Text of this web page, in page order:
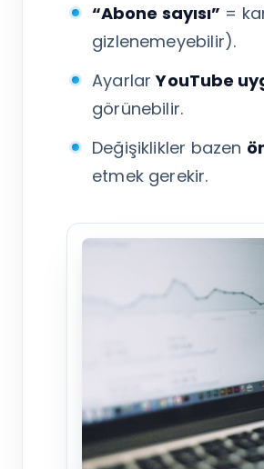
“Abone sayısı” =
gizlenemeyebilir).
AyarlarYouTube
görünebilir.
Değişiklikler bazen
etmek gerekir.